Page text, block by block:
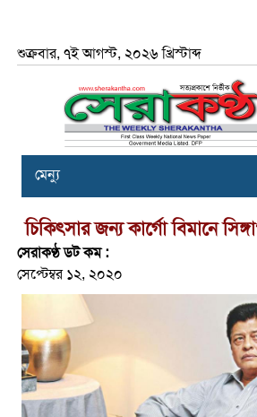
শুক্রবার, ৭ই আগস্ট, ২০২৬ খ্রিস্টাব্দ
মেন্যু
চি‌কিৎসার জন্য কার্গো বিমানে
সেরাকণ্ঠ ডট কম :
সেপ্টেম্বর ১২, ২০২০